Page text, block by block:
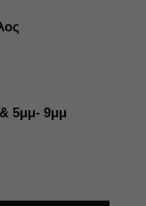
5μμ- 9μμ